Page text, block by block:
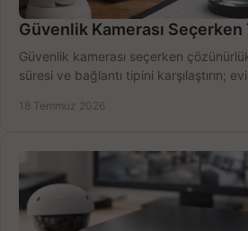
Güvenlik Kamerası
Güvenlik kamerası seçerken
süresi ve bağlantı tipini karşılaştırın;
18 Temmuz 2026